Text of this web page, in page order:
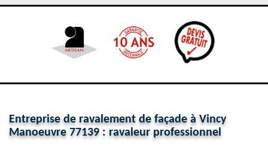
Entreprise de ravalement de façade à Vincy
Manoeuvre 77139 : ravaleur professionnel